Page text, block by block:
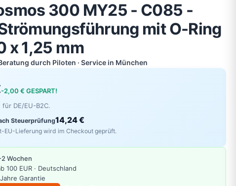
300 MY25 - C085 -
mit O-Ring
x 1,25 mm
durch Piloten · Service in München
-2,00 € GESPART!
DE/EU-B2C.
Steuerprüfung14,24 €
EU-Lieferung wird im Checkout geprüft.
2 Wochen
100 EUR · Deutschland
Garantie